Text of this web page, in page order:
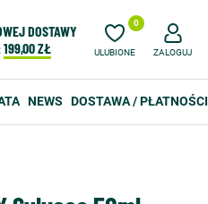
DOSTAWY
199,00 ZŁ ULUBIONE
0
ZALOGUJ
NEWS DOSTAWA / PŁATNOŚCI